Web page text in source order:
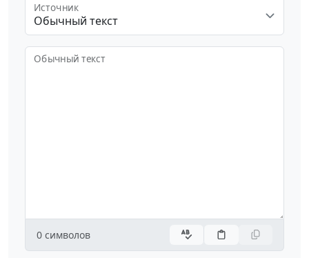
Обычный текст
Источник
Обычный текст
0 символов